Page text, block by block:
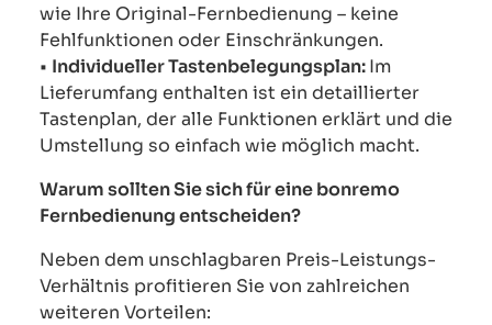
wie Ihre Original-Fernbedienung – keine
Fehlfunktionen oder Einschränkungen.
• Individueller Tastenbelegungsplan:Im
Lieferumfang enthalten ist ein detaillierter
Tastenplan, der alle Funktionen erklärt und die
Umstellung so einfach wie möglich macht.
Warum sollten Sie sich für eine bonremo
Fernbedienung entscheiden?
Neben dem unschlagbaren Preis-Leistungs-
Verhältnis profitieren Sie von zahlreichen
weiteren Vorteilen: